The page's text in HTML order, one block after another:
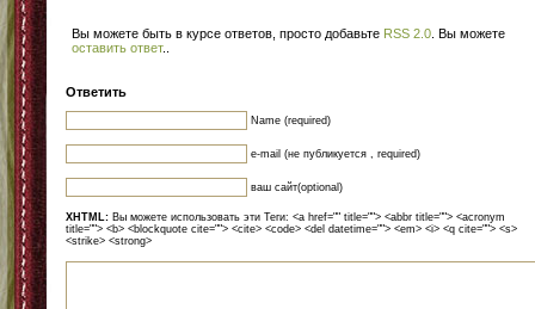
Вы можете быть в курсе ответов, просто добавьте RSS 2.0 . Вы можете
оставить ответ.
Ответить
Name (required)
e-mail (не публикуется , required)
ваш сайт(optional)
XHTML: Вы можете использовать эти Теги: <a href="" title=""> <abbr title=""> <acronym
title=""> <b> <blockquote cite=""> <cite> <code> <del datetime=""> <em> <i> <q cite=""> <s>
<strike> <strong>